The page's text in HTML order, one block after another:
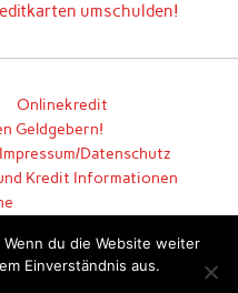
umschulden!
Onlinekredit
Geldgebern!
Impressum/Datenschutz
Kredit Informationen
du die Website weiter
Einverständnis aus.